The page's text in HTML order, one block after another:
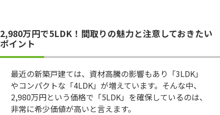
2,980万円で5LDK！間取りの魅力と注意しておきたい
ポイント
最近の新築戸建ては、資材高騰の影響もあり「3LDK」
やコンパクトな「4LDK」が増えています。そんな中、
2,980万円という価格で「5LDK」を確保しているのは、
非常に希少価値が高いと言えます。